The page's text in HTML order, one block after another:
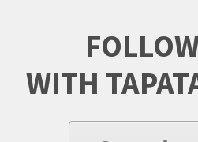
WITH